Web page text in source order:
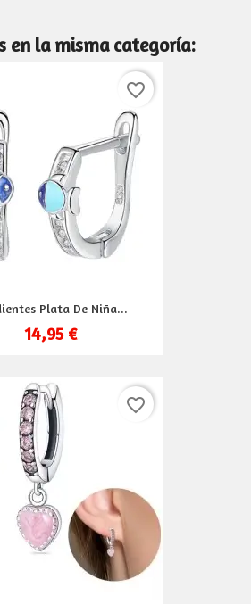
en la misma categoría:
Plata De Niña...
14,95 €
favorite_border
favorite_border